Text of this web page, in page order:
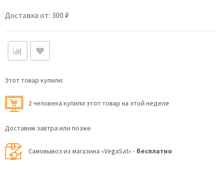
Доставка от: 300 ₽
Этот товар купили:
2 человекa купили этот товар на этой неделе
Доставим завтра или позже
Самовывоз из магазина «VegaSat» - бесплатно